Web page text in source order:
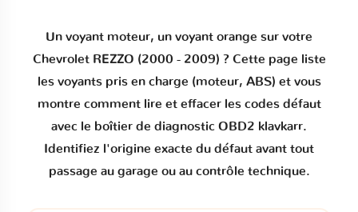
Un voyant moteur, un voyant orange sur votre
Chevrolet REZZO (2000 - 2009) ? Cette page liste
les voyants pris en charge (moteur, ABS) et vous
montre comment lire et effacer les codes défaut
avec le boîtier de diagnostic OBD2 klavkarr.
Identifiez l'origine exacte du défaut avant tout
passage au garage ou au contrôle technique.